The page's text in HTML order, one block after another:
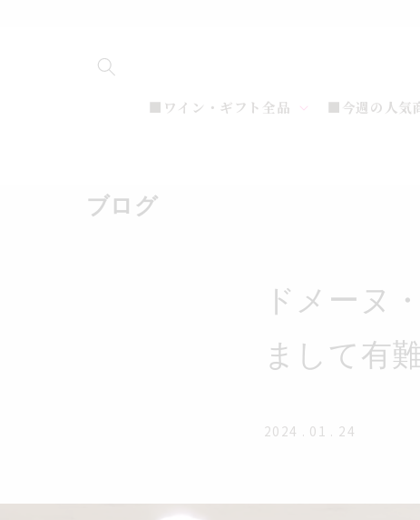
■ワイン・ギフト全品 ■今週の人気
ブログ
ドメーヌ
まして有
2024 . 01 . 24